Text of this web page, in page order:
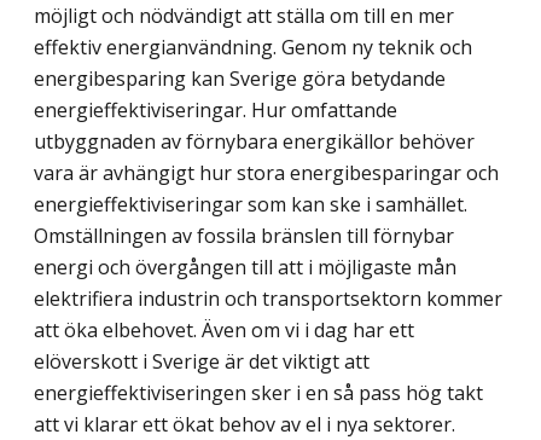
möjligt och nödvändigt att ställa om till en mer
effektiv energianvändning. Genom ny teknik och
energibesparing kan Sverige göra betydande
energieffektiviseringar. Hur omfattande
utbyggnaden av förnybara energikällor behöver
vara är avhängigt hur stora energibesparingar och
energieffektiviseringar som kan ske i samhället.
Omställningen av fossila bränslen till förnybar
energi och övergången till att i möjligaste mån
elektrifiera industrin och transportsektorn kommer
att öka elbehovet. Även om vi i dag har ett
elöverskott i Sverige är det viktigt att
energieffektiviseringen sker i en så pass hög takt
att vi klarar ett ökat behov av el i nya sektorer.